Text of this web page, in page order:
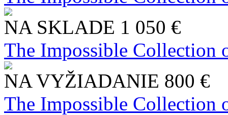
NA SKLADE 1 050 €
The Impossible Collection
NA VYŽIADANIE 800 €
The Impossible Collection